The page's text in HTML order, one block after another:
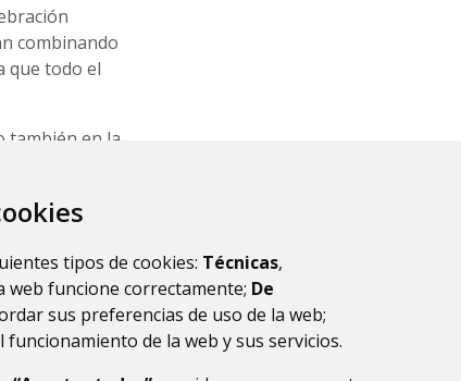
tipos de cookies: Técnicas,
web funcione correctamente; De
sus preferencias de uso de la web;
funcionamiento de la web y sus servicios.
combinando
que todo el
también en la
repartirá
Cultural
Huesca, la
del Pacto de